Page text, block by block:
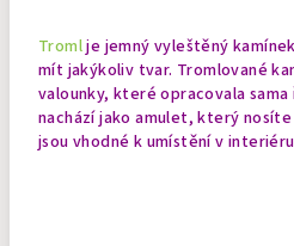
Tromlje jemný vyleštěný
mít jakýkoliv tvar. Tromlované
valounky, které opracovala
nachází jako amulet, který
jsou vhodné k umístění v